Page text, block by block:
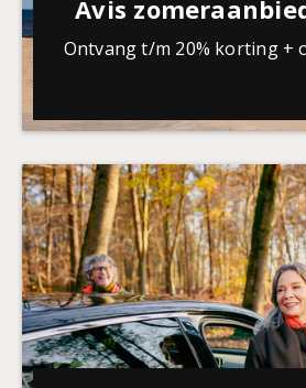
Avis
Ontvang t/m 20% korting +